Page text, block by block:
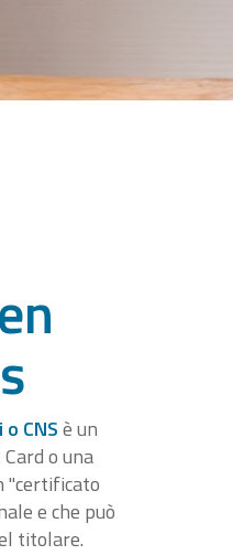
CNSè un
o una
"certificato
e che può
titolare.